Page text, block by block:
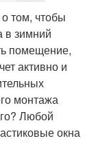
том, чтобы
в зимний
помещение,
активно и
монтажа
Любой
окна